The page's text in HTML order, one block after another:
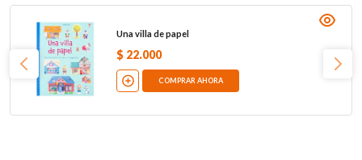
Una villa de papel
$ 22.000
COMPRAR AHORA